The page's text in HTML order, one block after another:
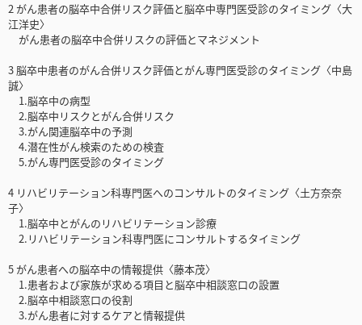
2 がん患者の脳卒中合併リスク評価と脳卒中専門医受診のタイミング〈大
江洋史〉
がん患者の脳卒中合併リスクの評価とマネジメント
3 脳卒中患者のがん合併リスク評価とがん専門医受診のタイミング〈中島
誠〉
1.脳卒中の病型
2.脳卒中リスクとがん合併リスク
3.がん関連脳卒中の予測
4.潜在性がん検索のための検査
5.がん専門医受診のタイミング
4 リハビリテーション科専門医へのコンサルトのタイミング〈土方奈奈
子〉
1.脳卒中とがんのリハビリテーション診療
2.リハビリテーション科専門医にコンサルトするタイミング
5 がん患者への脳卒中の情報提供〈藤本茂〉
1.患者および家族が求める項目と脳卒中相談窓口の設置
2.脳卒中相談窓口の役割
3.がん患者に対するケアと情報提供